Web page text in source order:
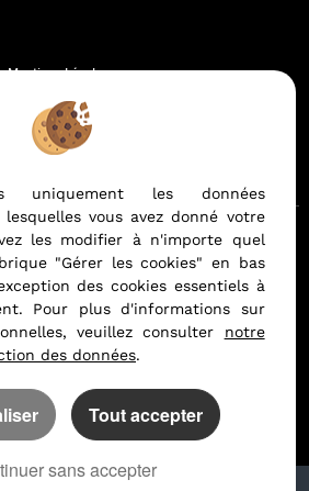
Mentions Légales
Gérer les cookies
barème d'honoraires
un confort de lecture permanent, depuis
tablette ou votre smartphone, notre site
aux différents types d'écrans
Référencement immobilier
uniquement les données
vous avez donné votre
les modifier à n'importe quel
"Gérer les cookies" en bas
des cookies essentiels à
Pour plus d'informations sur
veuillez consulter notre
des données.
Tout accepter
sans accepter